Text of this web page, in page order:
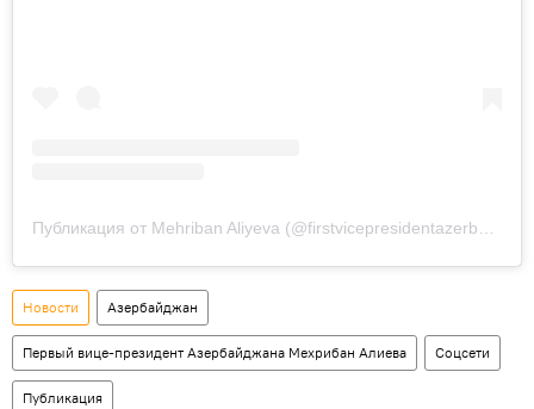
Новости Азербайджан
Первый вице-президент Азербайджана Мехрибан Алиева Соцсети
Публикация